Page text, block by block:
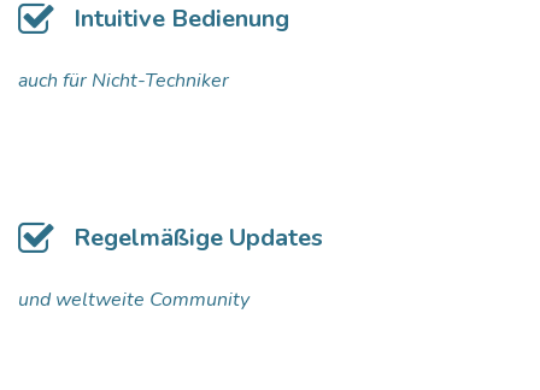
Intuitive Bedienung
auch für Nicht-Techniker
Regelmäßige Updates
und weltweite Community